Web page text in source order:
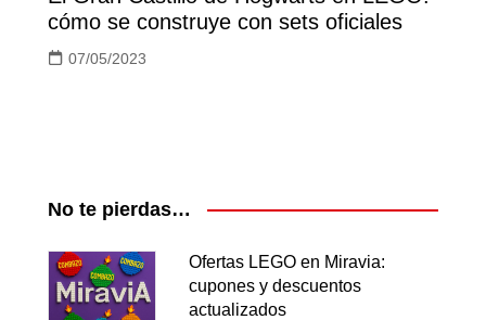
cómo se construye con sets oficiales
07/05/2023
No te pierdas…
Ofertas LEGO en Miravia:
cupones y descuentos
actualizados